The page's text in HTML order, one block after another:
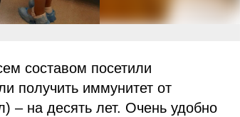
составом посетили
получить иммунитет от
– на десять лет. Очень удобно